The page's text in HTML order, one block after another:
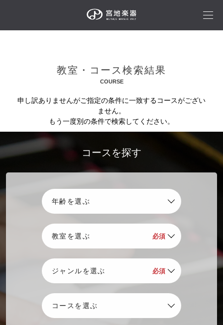
教室・コース検索結果
COURSE
申し訳ありませんがご指定の条件に一致するコースがござい
ません。
もう一度別の条件で検索してください。
コースを探す